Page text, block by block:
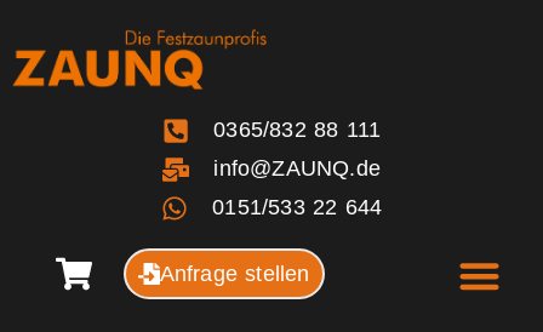
0365/832 88 111
info@ZAUNQ.de
0151/533 22 644
Anfrage stellen